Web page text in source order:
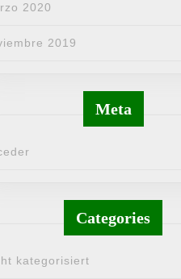
2020
2019
Meta
Categories
kategorisiert